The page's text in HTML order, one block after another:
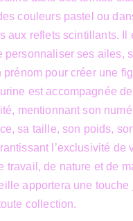
couleurs pastel ou
aux reflets scintillants. Il
personnaliser ses ailes,
prénom pour créer une
est accompagnée
mentionnant son
sa taille, son poids,
l’exclusivité de
travail, de nature et de
apportera une
collection.